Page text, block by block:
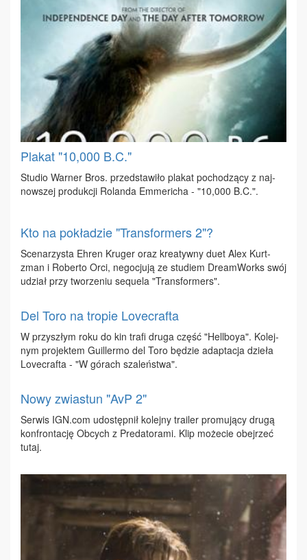
Plakat "10,000 B.C."
Stu­dio War­ner Bros. przed­sta­wi­ło pla­kat po­cho­dzą­cy z naj­
now­szej pro­duk­cji Ro­lan­da Em­me­ri­cha - "10,000 B.C.".
Kto na pokładzie "Transformers 2"?
Sce­na­rzy­sta Eh­ren Kru­ger oraz kre­atyw­ny du­et Alex Kurt­
zman i Ro­ber­to Or­ci, ne­go­cju­ją ze stu­diem Dre­am­Works swój
udział przy two­rze­niu se­qu­ela "Trans­for­mers".
Del Toro na tropie Lovecrafta
W przy­szłym ro­ku do kin tra­fi dru­ga część "Hel­l­boya". Ko­lej­
nym pro­jek­tem Gu­il­ler­mo del To­ro bę­dzie ad­ap­ta­cja dzie­ła
Lo­ve­cra­fta - "W gó­rach sza­leń­stwa".
Nowy zwiastun "AvP 2"
Ser­wis IGN.​com udo­stęp­nił ko­lej­ny tra­iler pro­mu­ją­cy dru­gą
kon­fron­ta­cję Ob­cych z Pre­da­to­ra­mi. Klip mo­że­cie obej­rzeć
tu­taj.